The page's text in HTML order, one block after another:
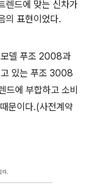
렌드에 맞는 신차가
의 표현이었다.
델 푸조 2008과
있는 푸조 3008
에 부합하고 소비
문이다.(사전계약